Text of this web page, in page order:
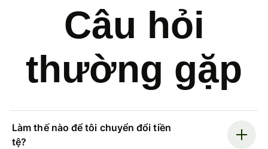
Câu hỏi
thường gặp
Làm thế nào để tôi chuyển đổi tiền
tệ?